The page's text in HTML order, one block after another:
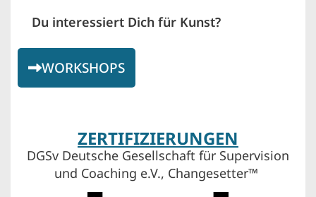
Du interessiert Dich für Kunst?
WORKSHOPS
ZERTIFIZIERUNGEN
DGSv Deutsche Gesellschaft für Supervision
und Coaching e.V., Changesetter™